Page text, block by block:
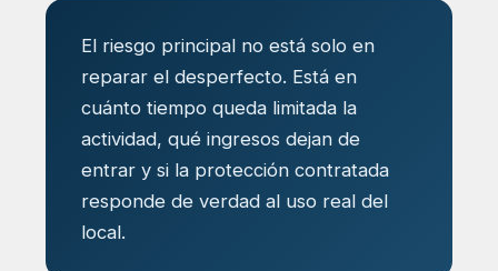
El riesgo principal no está solo en
reparar el desperfecto. Está en
cuánto tiempo queda limitada la
actividad, qué ingresos dejan de
entrar y si la protección contratada
responde de verdad al uso real del
local.